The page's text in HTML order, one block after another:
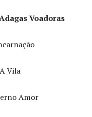
Voadoras
Vila
Amor